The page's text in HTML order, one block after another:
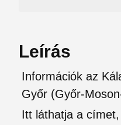
Leírás
Információk az
Győr (Győr-
Itt láthatja a